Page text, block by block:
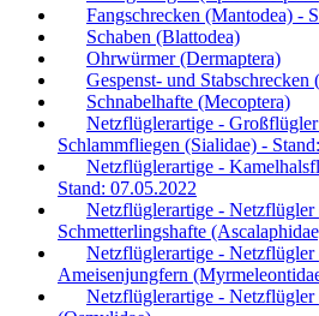
Fangschrecken (Mantodea) -
Schaben (Blattodea)
Ohrwürmer (Dermaptera)
Gespenst- und Stabschrecken
Schnabelhafte (Mecoptera)
Netzflüglerartige -
Schlammfliegen (Sialidae) -
Netzflüglerartige -
Stand: 07.05.2022
Netzflüglerartige - Netzflügler
Schmetterlingshafte
Netzflüglerartige - Netzflügler
Ameisenjungfern
Netzflüglerartige -